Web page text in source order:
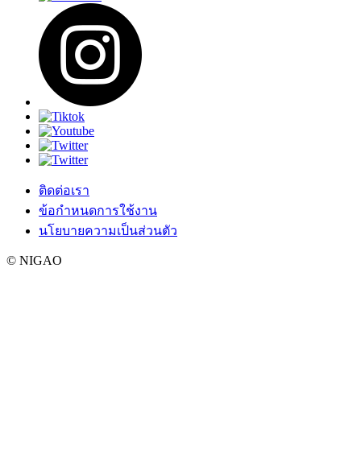
ติดต่อเรา
ข้อกำหนดการใช้งาน
นโยบายความเป็นส่วนตัว
© NIGAO